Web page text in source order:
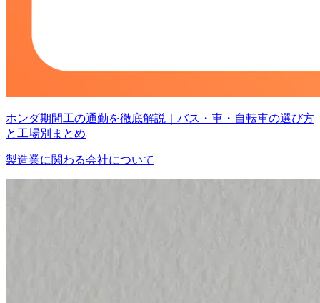
ホンダ期間工の通勤を徹底解説｜バス・車・自転車の選び方
と工場別まとめ
製造業に関わる会社について